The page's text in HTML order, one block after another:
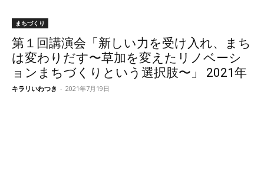
まちづくり
第１回講演会「新しい力を受け入れ、まち
は変わりだす〜草加を変えたリノベーシ
ョンまちづくりという選択肢〜」 2021年
キラリいわつき - 2021年7月19日